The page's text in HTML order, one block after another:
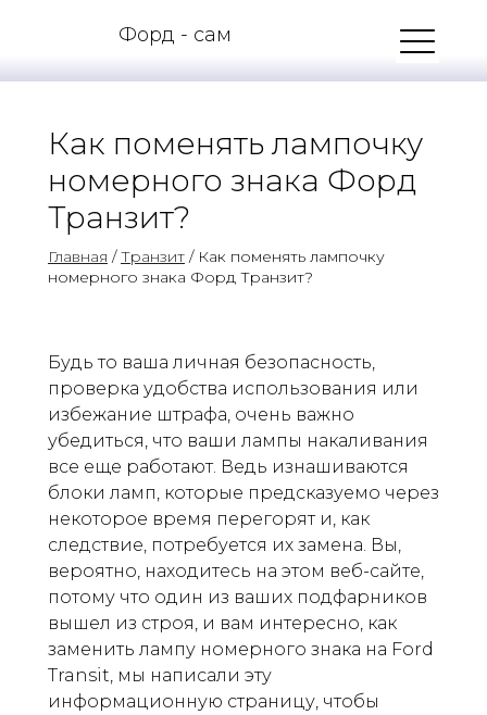
Форд - сам
Как поменять лампочку
номерного знака Форд
Транзит?
Главная /Транзит / Как поменять лампочку
номерного знака Форд Транзит?
Будь то ваша личная безопасность,
проверка удобства использования или
избежание штрафа, очень важно
убедиться, что ваши лампы накаливания
все еще работают. Ведь изнашиваются
блоки ламп, которые предсказуемо через
некоторое время перегорят и, как
следствие, потребуется их замена. Вы,
вероятно, находитесь на этом веб-сайте,
потому что один из ваших подфарников
вышел из строя, и вам интересно, как
заменить лампу номерного знака на Ford
Transit, мы написали эту
информационную страницу, чтобы